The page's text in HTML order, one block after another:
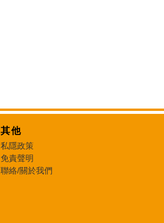
其他
私隱政策
免責聲明
聯絡/關於我們